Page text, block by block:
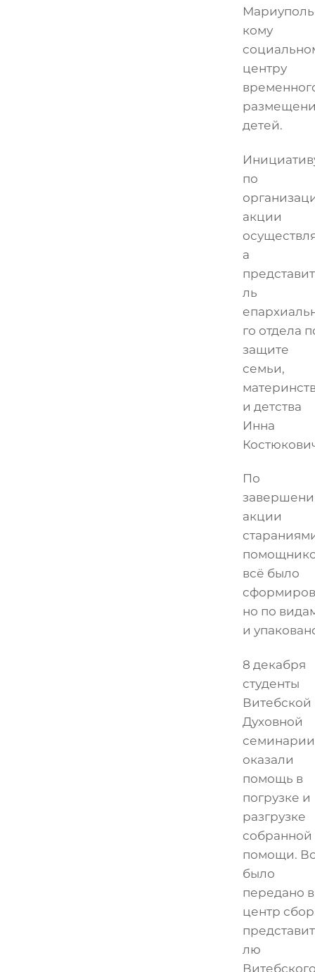
кому
центру
детей.
по
акции
а
ль
го отдела
защите
семьи,
и детства
Инна
По
акции
всё было
но по
и
8 декабря
студенты
Витебской
Духовной
семинарии
оказали
помощь в
погрузке и
разгрузке
собранной
помощи.
было
передано в
центр
лю